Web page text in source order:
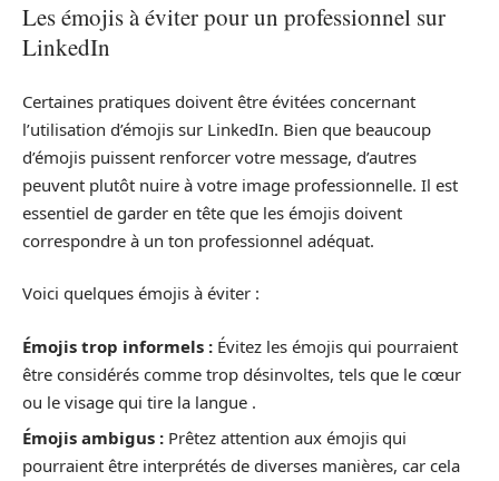
Les émojis à éviter pour un professionnel sur
LinkedIn
Certaines pratiques doivent être évitées concernant
l’utilisation d’émojis sur LinkedIn. Bien que beaucoup
d’émojis puissent renforcer votre message, d’autres
peuvent plutôt nuire à votre image professionnelle. Il est
essentiel de garder en tête que les émojis doivent
correspondre à un ton professionnel adéquat.
Voici quelques émojis à éviter :
Émojis trop informels : Évitez les émojis qui pourraient
être considérés comme trop désinvoltes, tels que le cœur
ou le visage qui tire la langue .
Émojis ambigus : Prêtez attention aux émojis qui
pourraient être interprétés de diverses manières, car cela